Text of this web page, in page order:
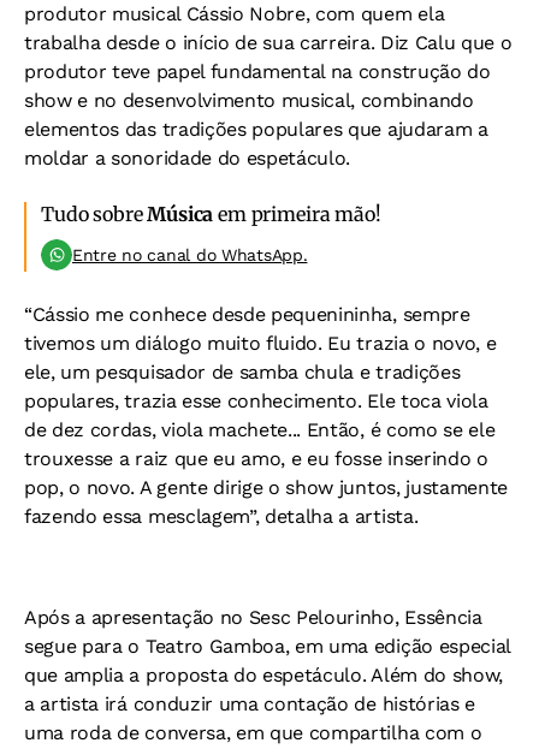
produtor musical Cássio Nobre, com quem ela
trabalha desde o início de sua carreira. Diz Calu que o
produtor teve papel fundamental na construção do
show e no desenvolvimento musical, combinando
elementos das tradições populares que ajudaram a
moldar a sonoridade do espetáculo.
Tudo sobreMúsica em primeira mão!
Entre no canal do WhatsApp.
“Cássio me conhece desde pequenininha, sempre
tivemos um diálogo muito fluido. Eu trazia o novo, e
ele, um pesquisador de samba chula e tradições
populares, trazia esse conhecimento. Ele toca viola
de dez cordas, viola machete... Então, é como se ele
trouxesse a raiz que eu amo, e eu fosse inserindo o
pop, o novo. A gente dirige o show juntos, justamente
fazendo essa mesclagem”, detalha a artista.
Após a apresentação no Sesc Pelourinho, Essência
segue para o Teatro Gamboa, em uma edição especial
que amplia a proposta do espetáculo. Além do show,
a artista irá conduzir uma contação de histórias e
uma roda de conversa, em que compartilha com o